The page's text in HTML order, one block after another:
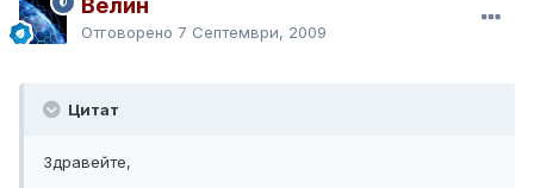
Велин
Отговорено 7 Септември, 2009
Цитат
Здравейте,